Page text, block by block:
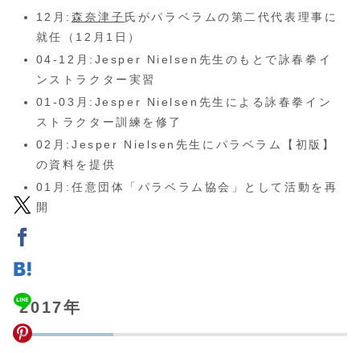
12月:森奈津子氏がパラベラムの第二代代表理事に
就任（12月1日）
04-12月:Jesper Nielsen先生のもとで詠春拳イ
ンストラクター実習
01-03月:Jesper Nielsen先生による詠春拳イン
ストラクター訓練を修了
02月:Jesper Nielsen先生にパラベラム【初版】
の資料を提供
01月:任意団体「パラベラム協会」として活動を再
開
2017年